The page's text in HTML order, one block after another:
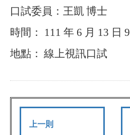
口試委員：王凱 博士
時間：
111 年 6 月 13 日 9
地點： 線上視訊口試
上一則